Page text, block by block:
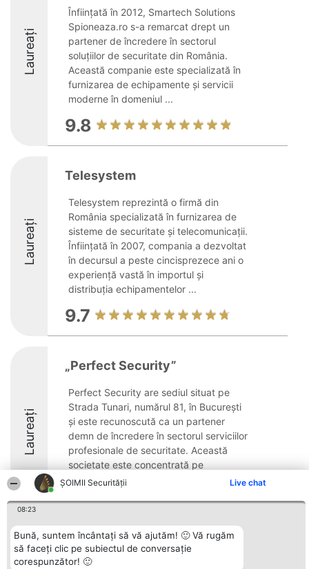
ȘOIMII Securității Live chat
08:23
Bună, suntem încântați să vă ajutăm! 🙂 Vă rugăm
să faceți clic pe subiectul de conversație
corespunzător! 🙂
Laureați
Înființată în 2012, Smartech Solutions
Spioneaza.ro s-a remarcat drept un
partener de încredere în sectorul
soluțiilor de securitate din România.
Această companie este specializată în
furnizarea de echipamente și servicii
moderne în domeniul ...
9.8
Laureați
Telesystem
Telesystem reprezintă o firmă din
România specializată în furnizarea de
sisteme de securitate și telecomunicații.
Înființată în 2007, compania a dezvoltat
în decursul a peste cincisprezece ani o
experiență vastă în importul și
distribuția echipamentelor ...
9.7
Laureați
„Perfect Security”
Perfect Security are sediul situat pe
Strada Tunari, numărul 81, în București
și este recunoscută ca un partener
demn de încredere în sectorul serviciilor
profesionale de securitate. Această
societate este concentrată pe
furnizarea unor soluții ...
Organizator Ranking
BRIGHT SOLUTIONS BR SRL
Plebiscyt